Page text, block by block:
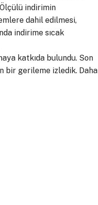
indirimin
dahil edilmesi,
indirime sıcak
katkıda bulundu. Son
bir gerileme izledik. Daha